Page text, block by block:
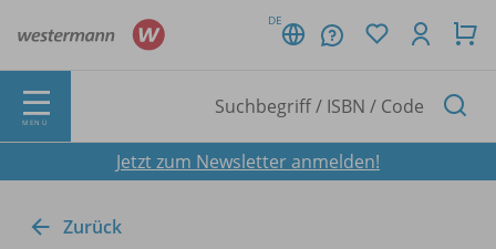
DE
MENÜ
Jetzt zum Newsletter anmelden!
Zurück